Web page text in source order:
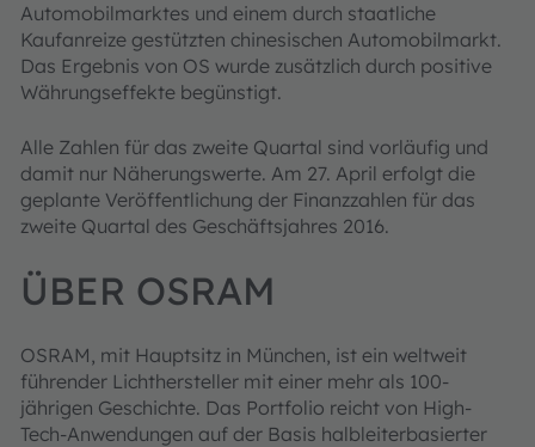
Automobilmarktes und einem durch staatliche
Kaufanreize gestützten chinesischen Automobilmarkt.
Das Ergebnis von OS wurde zusätzlich durch positive
Währungseffekte begünstigt.
Alle Zahlen für das zweite Quartal sind vorläufig und
damit nur Näherungswerte. Am 27. April erfolgt die
geplante Veröffentlichung der Finanzzahlen für das
zweite Quartal des Geschäftsjahres 2016.
ÜBER OSRAM
OSRAM, mit Hauptsitz in München, ist ein weltweit
führender Lichthersteller mit einer mehr als 100-
jährigen Geschichte. Das Portfolio reicht von High-
Tech-Anwendungen auf der Basis halbleiterbasierter